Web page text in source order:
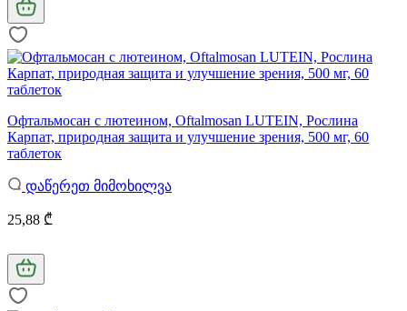
Офтальмосан с лютеином, Oftalmosan LUTEIN, Рослина
Карпат, природная защита и улучшение зрения, 500 мг, 60
таблеток
დაწერეთ მიმოხილვა
25,88 ₾